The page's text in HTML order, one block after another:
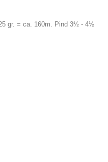
gr. = ca. 160m. Pind 3½ - 4½